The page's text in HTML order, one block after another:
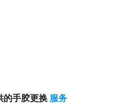
的手胶更换 服务